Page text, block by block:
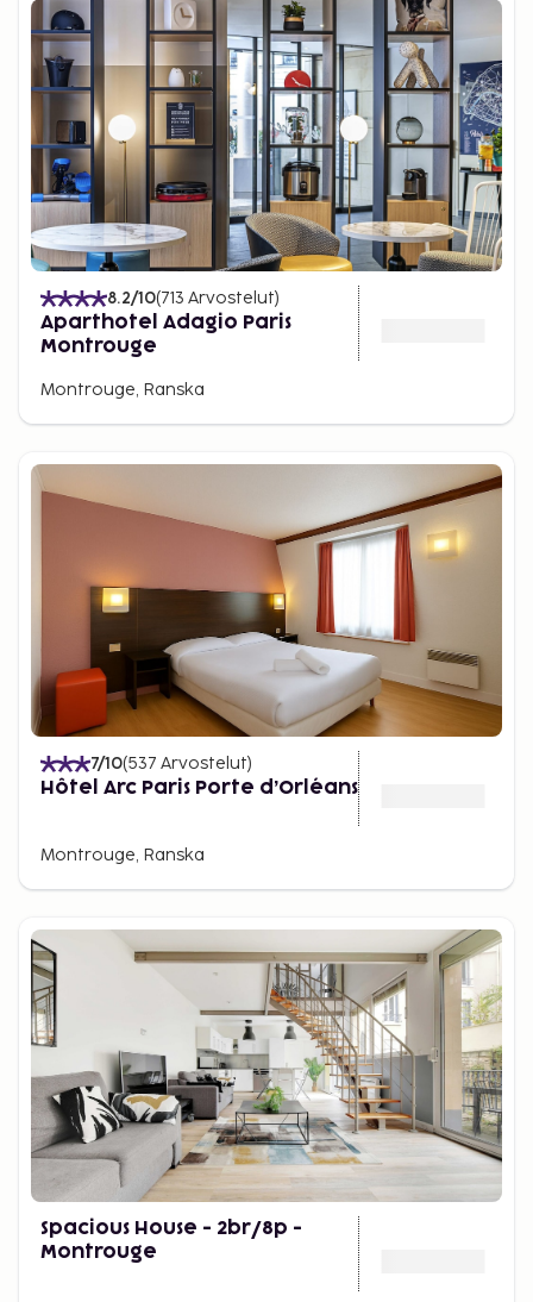
8.2/10(713 Arvostelut)
Aparthotel Adagio Paris
Montrouge
Montrouge, Ranska
7/10(537 Arvostelut)
Hôtel Arc Paris Porte d’Orléans
Montrouge, Ranska
Spacious House - 2br/8p -
Montrouge